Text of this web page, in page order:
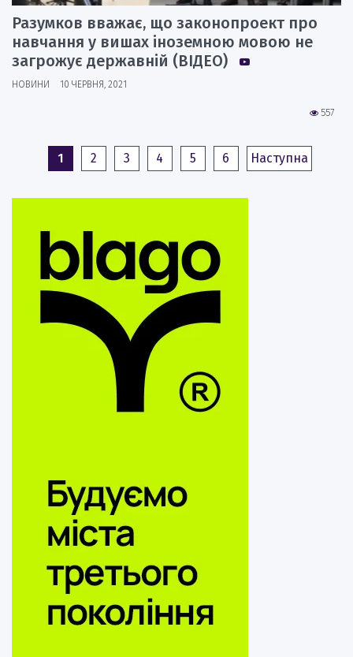
Разумков вважає, що законопроект про
навчання у вишах іноземною мовою не
загрожує державній (ВІДЕО)
НОВИНИ 10 ЧЕРВНЯ, 2021
557
1 2 3 4 5 6 Наступна